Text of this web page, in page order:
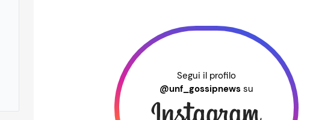
Segui il profilo
@unf_gossipnews su